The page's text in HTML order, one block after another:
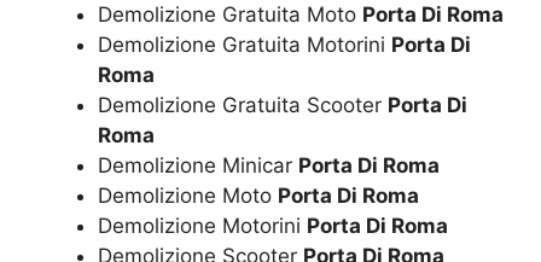
Demolizione Gratuita Moto Porta Di Roma
Demolizione Gratuita Motorini Porta Di
Roma
Demolizione Gratuita Scooter Porta Di
Roma
Demolizione Minicar Porta Di Roma
Demolizione Moto Porta Di Roma
Demolizione Motorini Porta Di Roma
Demolizione Scooter Porta Di Roma